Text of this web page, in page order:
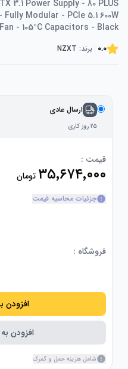
3.1 Power Supply - 80 PLUS
Modular - PCIe 5.1 600W
- 105°C Capacitors - Black
0.0 برند: NZXT
ارسال عادی
۲۵ روز کاری
قیمت :
۳۵٬۶۷۴٬۰۰۰ تومان
جزئیات محاسبه قیمت
فروشگاه :
افزودن
افزودن
شامل هزینه حمل و گمرک